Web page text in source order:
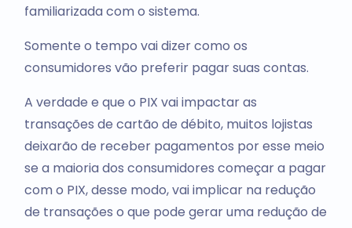
familiarizada com o sistema.
Somente o tempo vai dizer como os
consumidores vão preferir pagar suas contas.
A verdade e que o PIX vai impactar as
transações de cartão de débito, muitos lojistas
deixarão de receber pagamentos por esse meio
se a maioria dos consumidores começar a pagar
com o PIX, desse modo, vai implicar na redução
de transações o que pode gerar uma redução de